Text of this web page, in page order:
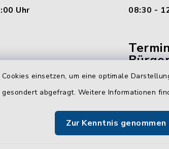
einsetzen, um eine optimale
abgefragt. Weitere Informationen
Zur Kenntnis genommen
Uhr
08:30 -
online
Jetzt